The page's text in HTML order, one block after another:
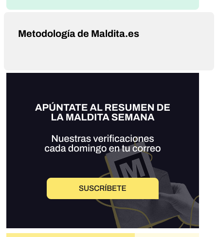
Metodología de Maldita.es